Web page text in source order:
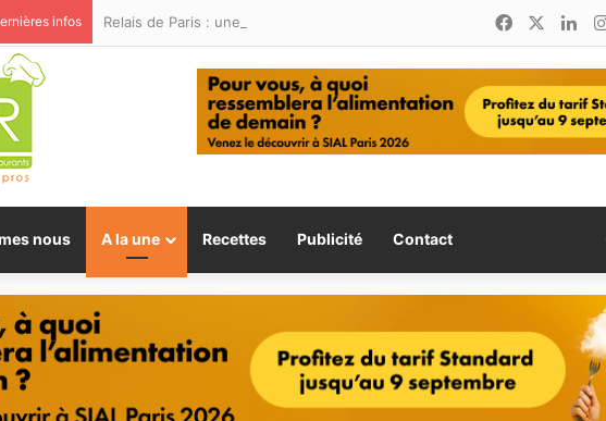
infos Facebook
nous A la une Recettes Publicité Contact